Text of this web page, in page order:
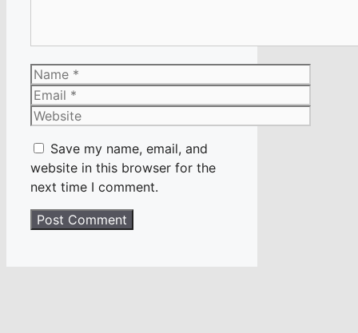
Name
Email
Website
Save my name, email, and
website in this browser for the
next time I comment.